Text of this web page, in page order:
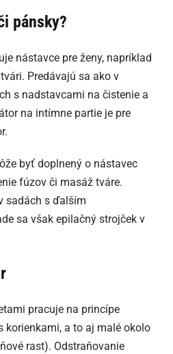
pánsky?
nástavce pre ženy, napríklad
Predávajú sa ako v
s nadstavcami na čistenie a
na intímne partie je pre
byť doplnený o nástavec
fúzov či masáž tváre.
sadách s ďalším
sa však epilačný strojček v
pracuje na princípe
korienkami, a to aj malé okolo
rast). Odstraňovanie